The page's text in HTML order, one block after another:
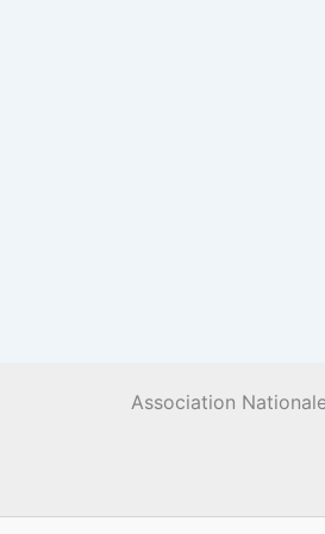
Association